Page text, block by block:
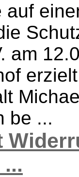
auf
am
be ...